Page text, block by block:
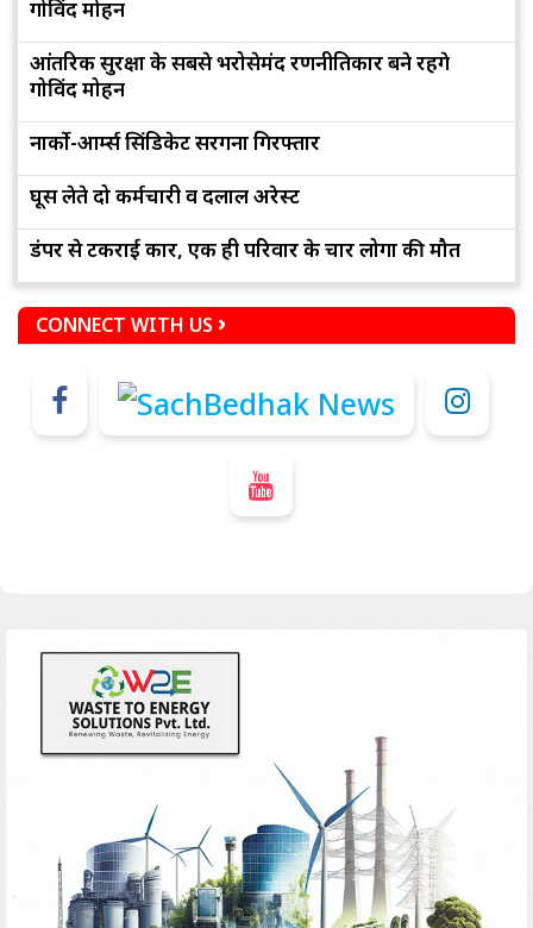
गोविंद मोहन
आंतरिक सुरक्षा के सबसे भरोसेमंद रणनीतिकार बने रहेंगे
गोविंद मोहन
नार्को-आर्म्स सिंडिकेट सरगना गिरफ्तार
घूस लेते दो कर्मचारी व दलाल अरेस्ट
डंपर से टकराई कार, एक ही परिवार के चार लोगों की मौत
CONNECT WITH US